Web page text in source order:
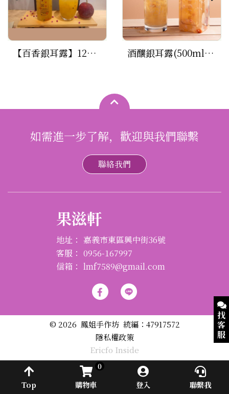
【百香銀耳露】12瓶特惠組(500ml/瓶) 酒釀銀耳露(500ml*1瓶)
如需進一步了解，歡迎與我們聯繫
聯絡我們
果滋軒
地址： 嘉義市東區興中街36號
客服： 0956-167997
信箱： lmf7589@gmail.com
© 2026 鳳姐手作坊 統編：47917572
隱私權政策
Ericfo Inside
Top
0
購物車 登入 聯繫我
AI
客
服
幫
手
找
客
服